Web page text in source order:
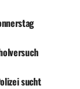
sucht